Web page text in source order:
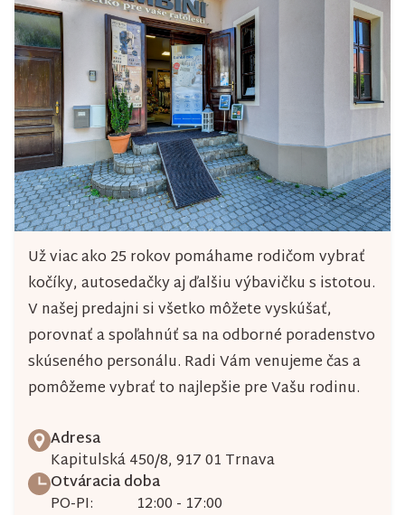
Už viac ako 25 rokov pomáhame rodičom vybrať
kočíky, autosedačky aj ďalšiu výbavičku s istotou.
V našej predajni si všetko môžete vyskúšať,
porovnať a spoľahnúť sa na odborné poradenstvo
skúseného personálu. Radi Vám venujeme čas a
pomôžeme vybrať to najlepšie pre Vašu rodinu.
Adresa
Kapitulská 450/8, 917 01 Trnava
Otváracia doba
PO-PI:
12:00 - 17:00